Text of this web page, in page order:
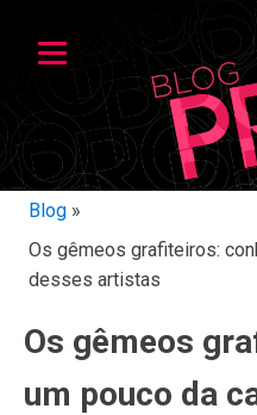
Blog »
Os gêmeos grafiteiros:
desses artistas
Os gêmeos
um pouco da